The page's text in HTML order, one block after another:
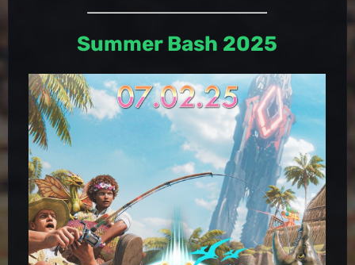
Summer Bash 2025